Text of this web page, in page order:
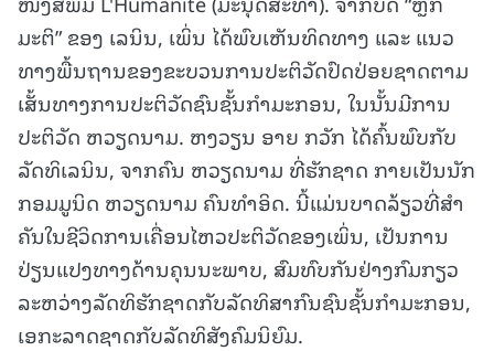
ມະຕິ” ຂອງ ເລນິນ, ເພິ່ນ ໄດ້ພົບເຫັນທິດທາງ ແລະ ແນວ
ທາງພື້ນຖານຂອງຂະບວນການປະຕິວັດປົດປ່ອຍຊາດຕາມ
ເສັ້ນທາງການປະຕິວັດຊົນຊັ້ນກຳມະກອນ, ໃນນັ້ນມີການ
ປະຕິວັດ ຫວຽດນາມ. ຫງວຽນ ອາຍ ກວັກ ໄດ້ຄົ້ນພົບກັບ
ລັດທິເລນິນ, ຈາກຄົນ ຫວຽດນາມ ທີ່ຮັກຊາດ ກາຍເປັນນັກ
ກອມມູນິດ ຫວຽດນາມ ຄົນທໍາອິດ. ນີ້ແມ່ນບາດລ້ຽວທີ່ສໍາ
ຄັນໃນຊີວິດການເຄື່ອນໄຫວປະຕິວັດຂອງເພິ່ນ, ເປັນການ
ປ່ຽນແປງທາງດ້ານຄຸນນະພາບ, ສົມທົບກັນຢ່າງກົມກຽວ
ລະຫວ່າງລັດທິຮັກຊາດກັບລັດທິສາກົນຊົນຊັ້ນກຳມະກອນ,
ເອກະລາດຊາດກັບລັດທິສັງຄົມນິຍົມ.